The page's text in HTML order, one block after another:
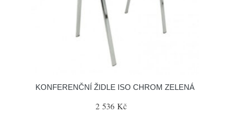
KONFERENČNÍ ŽIDLE ISO CHROM ZELENÁ
2 536 Kč